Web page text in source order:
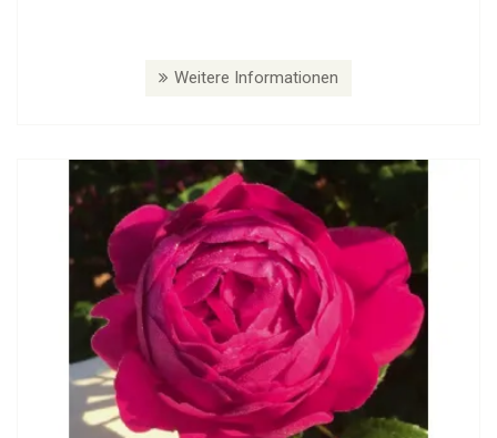
Weitere Informationen